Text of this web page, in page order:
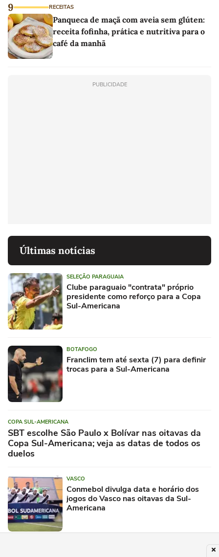
9 RECEITAS
Panqueca de maçã com aveia sem glúten:
receita fofinha, prática e nutritiva para o
café da manhã
PUBLICIDADE
Últimas notícias
SELEÇÃO PARAGUAIA
Clube paraguaio "contrata" próprio
presidente como reforço para a Copa
Sul-Americana
BOTAFOGO
Franclim tem até sexta (7) para definir
trocas para a Sul-Americana
COPA SUL-AMERICANA
SBT escolhe São Paulo x Bolívar nas oitavas da
Copa Sul-Americana; veja as datas de todos os
duelos
VASCO
Conmebol divulga data e horário dos
jogos do Vasco nas oitavas da Sul-
Americana